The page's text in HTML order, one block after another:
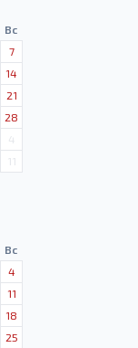
Вс
7
14
21
28
4
11
Вс
4
11
18
25